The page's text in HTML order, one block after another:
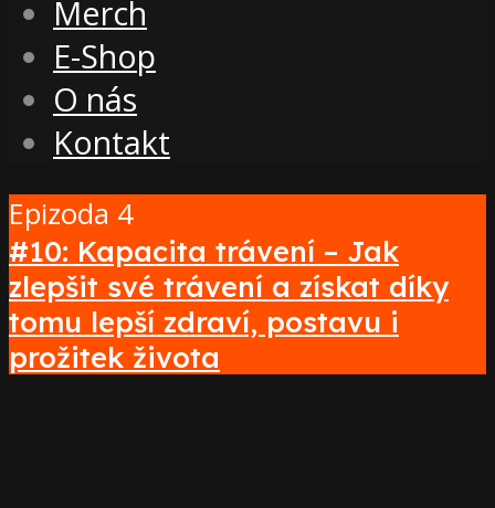
Merch
E-Shop
O nás
Kontakt
Epizoda 4
#10: Kapacita trávení – Jak
zlepšit své trávení a získat díky
tomu lepší zdraví, postavu i
prožitek života